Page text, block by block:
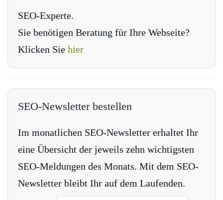
SEO-Experte.
Sie benötigen Beratung für Ihre Webseite?
Klicken Sie hier
SEO-Newsletter bestellen
Im monatlichen SEO-Newsletter erhaltet Ihr
eine Übersicht der jeweils zehn wichtigsten
SEO-Meldungen des Monats. Mit dem SEO-
Newsletter bleibt Ihr auf dem Laufenden.